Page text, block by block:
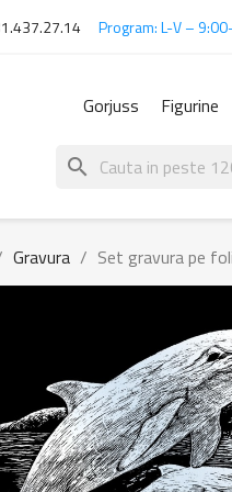
Program: L-V –
Gorjuss Figurine
search
Gravura Set gravura pe